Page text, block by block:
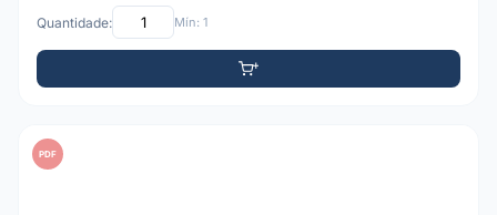
Quantidade: Mín: 1
PDF